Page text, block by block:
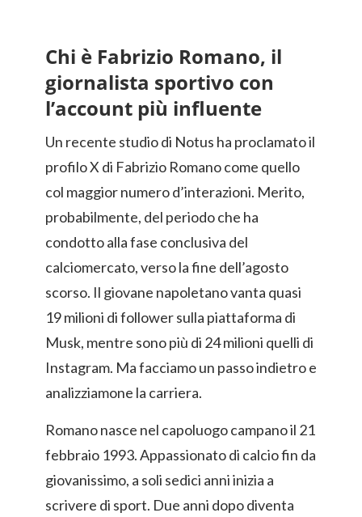
Chi è Fabrizio Romano, il
giornalista sportivo con
l’account più influente
Un recente studio di Notus ha proclamato il
profilo X di Fabrizio Romano come quello
col maggior numero d’interazioni. Merito,
probabilmente, del periodo che ha
condotto alla fase conclusiva del
calciomercato, verso la fine dell’agosto
scorso. Il giovane napoletano vanta quasi
19 milioni di follower sulla piattaforma di
Musk, mentre sono più di 24 milioni quelli di
Instagram. Ma facciamo un passo indietro e
analizziamone la carriera.
Romano nasce nel capoluogo campano il 21
febbraio 1993. Appassionato di calcio fin da
giovanissimo, a soli sedici anni inizia a
scrivere di sport. Due anni dopo diventa